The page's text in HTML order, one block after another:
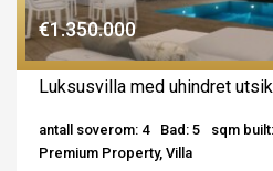
€1.350.000
Luksusvilla med uhindret
antall soverom: 4 Bad: 5
sqm
Premium Property, Villa